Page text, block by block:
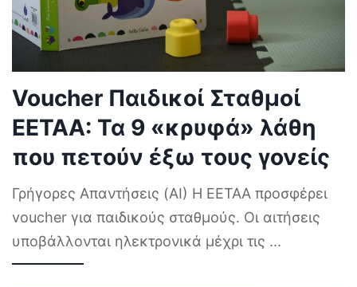
Voucher Παιδικοί Σταθμοί
ΕΕΤΑΑ: Τα 9 «κρυφά» λάθη
που πετούν έξω τους γονείς
Γρήγορες Απαντήσεις (AI) Η ΕΕΤΑΑ προσφέρει
voucher για παιδικούς σταθμούς. Οι αιτήσεις
υποβάλλονται ηλεκτρονικά μέχρι τις ...